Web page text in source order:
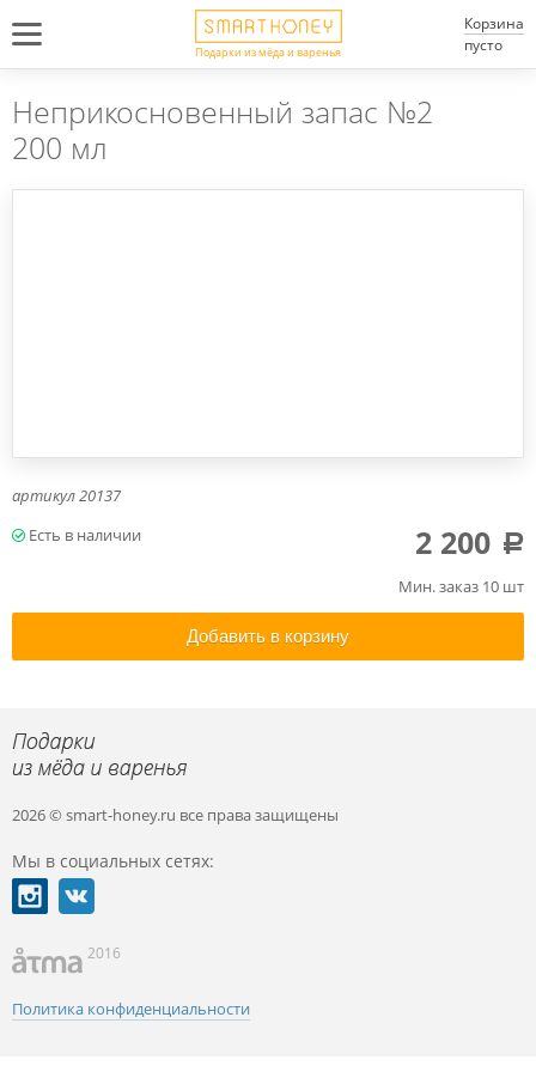
Подарки из мёда и варенья
Корзина
пусто
Неприкосновенный запас №2
200 мл
артикул20137
Мин. заказ 10 шт
2 200 a
Добавить в корзину
2026 © smart-honey.ru все права защищены
Мы в социальных сетях:
2016
Политика конфиденциальности